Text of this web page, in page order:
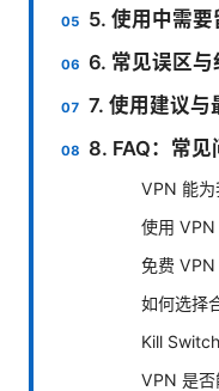
5. 使用中需
6. 常见误区与
7. 使用建议与
8. FAQ：常见
VPN 能为
使用 VPN
免费 VPN
如何选择
Kill
VPN 是否